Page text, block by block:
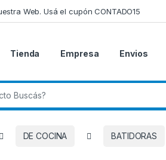
Web. Usá el cupón CONTADO15
Tienda Empresa Envios
DE COCINA BATIDORAS